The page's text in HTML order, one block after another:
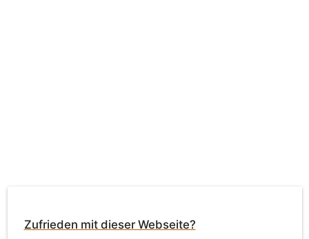
Zufrieden mit dieser Webseite?